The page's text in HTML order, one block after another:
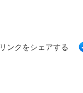
リンクをシェアする